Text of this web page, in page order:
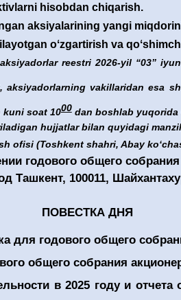
hisobdan chiqarish.
aksiyalarining yangi
oʻzgartirish va
reestri 2026-yil “03”
vakillaridan esa
kuni soat 1000dan boshlab yuqorida
hujjatlar bilan quyidagi
(Toshkent shahri, Abay
годового общего
Ташкент, 100011,
ПОВЕСТКА ДНЯ
для годового общего
общего собрания
в 2025 году и отчета